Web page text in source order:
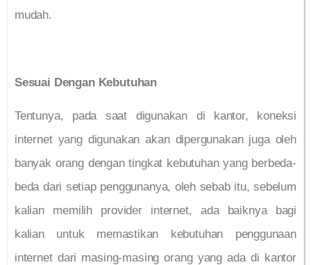
mudah.
Sesuai Dengan Kebutuhan
Tentunya, pada saat digunakan di kantor, koneksi
internet yang digunakan akan dipergunakan juga oleh
banyak orang dengan tingkat kebutuhan yang berbeda-
beda dari setiap penggunanya, oleh sebab itu, sebelum
kalian memilih provider internet, ada baiknya bagi
kalian untuk memastikan kebutuhan penggunaan
internet dari masing-masing orang yang ada di kantor